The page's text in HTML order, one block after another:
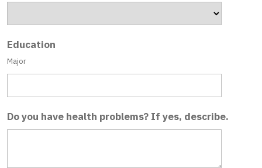
Education
Major
Do you have health problems? If yes, describe.